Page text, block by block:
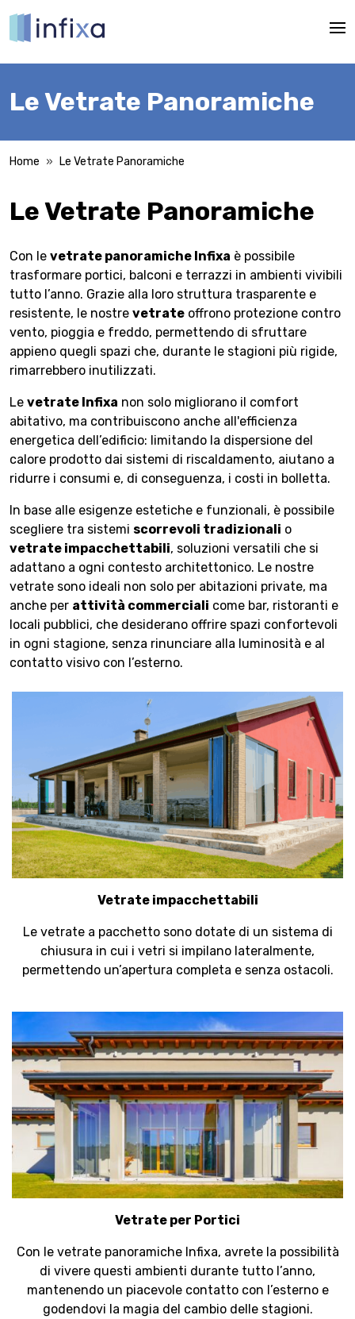
Le Vetrate Panoramiche
Home Le Vetrate Panoramiche
Le Vetrate Panoramiche
Con le vetrate panoramiche Infixa è possibile
trasformare portici, balconi e terrazzi in ambienti vivibili
tutto l’anno. Grazie alla loro struttura trasparente e
resistente, le nostre vetrate offrono protezione contro
vento, pioggia e freddo, permettendo di sfruttare
appieno quegli spazi che, durante le stagioni più rigide,
rimarrebbero inutilizzati.
Le vetrate Infixa non solo migliorano il comfort
abitativo, ma contribuiscono anche all'efficienza
energetica dell’edificio: limitando la dispersione del
calore prodotto dai sistemi di riscaldamento, aiutano a
ridurre i consumi e, di conseguenza, i costi in bolletta.
In base alle esigenze estetiche e funzionali, è possibile
scegliere tra sistemi scorrevoli tradizionali o
vetrate impacchettabili, soluzioni versatili che si
adattano a ogni contesto architettonico. Le nostre
vetrate sono ideali non solo per abitazioni private, ma
anche per attività commerciali come bar, ristoranti e
locali pubblici, che desiderano offrire spazi confortevoli
in ogni stagione, senza rinunciare alla luminosità e al
contatto visivo con l’esterno.
Vetrate impacchettabili
Le vetrate a pacchetto sono dotate di un sistema di
chiusura in cui i vetri si impilano lateralmente,
permettendo un’apertura completa e senza ostacoli.
Vetrate per Portici
Con le vetrate panoramiche Infixa, avrete la possibilità
di vivere questi ambienti durante tutto l’anno,
mantenendo un piacevole contatto con l’esterno e
godendovi la magia del cambio delle stagioni.